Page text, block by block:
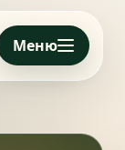
Меню